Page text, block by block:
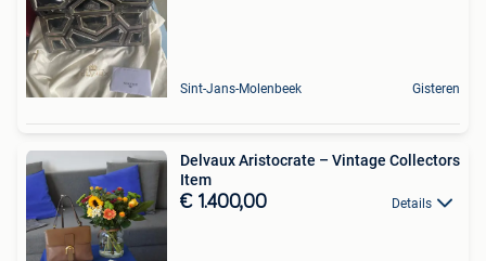
Sint-Jans-Molenbeek Gisteren
Delvaux Aristocrate – Vintage Collectors
Item
€ 1.400,00 Details